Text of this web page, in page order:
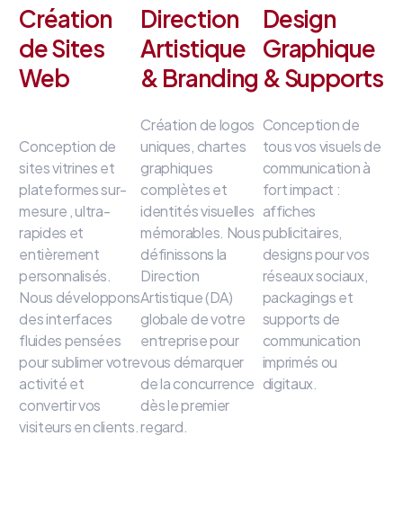
Création
de Sites
Web
Conception de
sites vitrines et
plateformes sur-
mesure , ultra-
rapides et
entièrement
personnalisés.
Nous développons
des interfaces
fluidespensées
pour sublimer votre
activité et
convertir vos
visiteurs en clients.
Direction
Artistique
& Branding
Création de logos
uniques, chartes
graphiques
complètes et
identités visuelles
mémorables. Nous
définissons la
Direction
Artistique (DA)
globale de votre
entreprisepour
vous démarquer
de la concurrence
dès le premier
regard.
Design
Graphique
& Supports
Conception de
tous vos visuels de
communication à
fort impact :
affiches
publicitaires,
designs pour vos
réseaux sociaux,
packagings et
supports de
communication
imprimés ou
digitaux.